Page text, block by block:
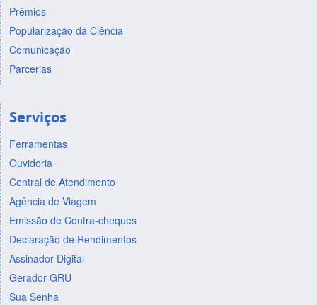
Prêmios
Popularização da Ciência
Comunicação
Parcerias
Serviços
Ferramentas
Ouvidoria
Central de Atendimento
Agência de Viagem
Emissão de Contra-cheques
Declaração de Rendimentos
Assinador Digital
Gerador GRU
Sua Senha